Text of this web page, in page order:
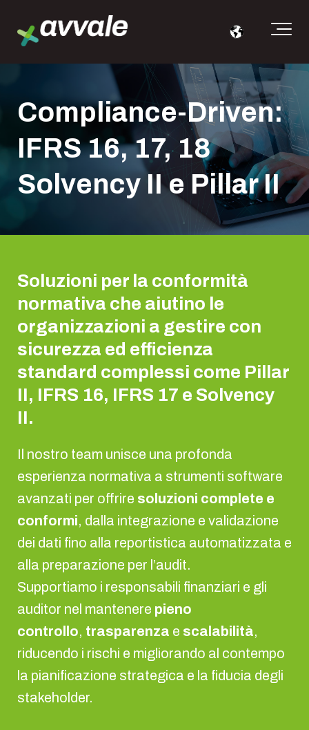
Compliance-Driven:
IFRS 16, 17, 18
Solvency II e Pillar II
Soluzioni per la conformità
normativa che aiutino le
organizzazioni a gestire con
sicurezza ed efficienza
standard complessi come Pillar
II, IFRS 16, IFRS 17 e Solvency
II.
Il nostro team unisce una profonda
esperienza normativa a strumenti software
avanzati per offrire soluzioni complete e
conformi, dalla integrazione e validazione
dei dati fino alla reportistica automatizzata e
alla preparazione per l’audit.
Supportiamo i responsabili finanziari e gli
auditor nel mantenere pieno
controllo, trasparenza e scalabilità,
riducendo i rischi e migliorando al contempo
la pianificazione strategica e la fiducia degli
stakeholder.